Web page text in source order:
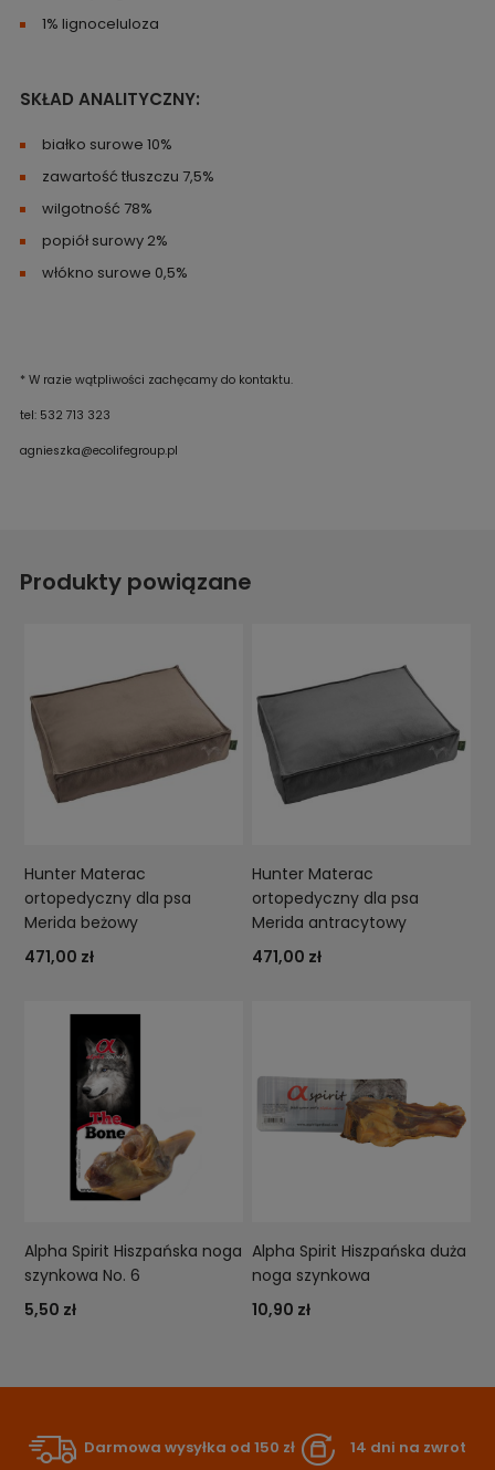
1% lignoceluloza
SKŁAD ANALITYCZNY:
białko surowe 10%
zawartość tłuszczu 7,5%
wilgotność 78%
popiół surowy 2%
włókno surowe 0,5%
* W razie wątpliwości zachęcamy do kontaktu.
tel: 532 713 323
agnieszka@ecolifegroup.pl
Produkty powiązane
Hunter Materac
ortopedyczny dla psa
Merida beżowy
471,00 zł
Hunter Materac
ortopedyczny dla psa
Merida antracytowy
471,00 zł
Alpha Spirit Hiszpańska noga
szynkowa No. 6
5,50 zł
Alpha Spirit Hiszpańska duża
noga szynkowa
10,90 zł
Darmowa wysyłka od 150 zł 14 dni na zwrot